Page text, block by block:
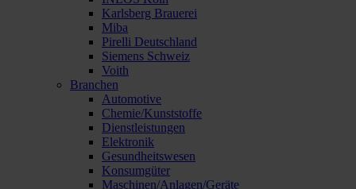
Karlsberg Brauerei
Miba
Pirelli Deutschland
Siemens Schweiz
Voith
Branchen
Automotive
Chemie/Kunststoffe
Dienstleistungen
Elektronik
Gesundheitswesen
Konsumgüter
Maschinen/Anlagen/Geräte